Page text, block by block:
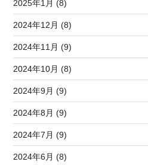
2025年1月 (8)
2024年12月 (8)
2024年11月 (9)
2024年10月 (8)
2024年9月 (9)
2024年8月 (9)
2024年7月 (9)
2024年6月 (8)